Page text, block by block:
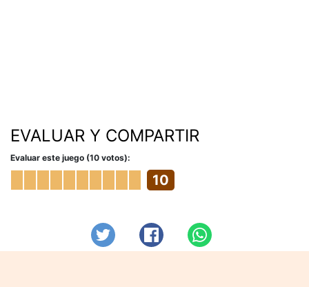
EVALUAR Y COMPARTIR
Evaluar este juego (10 votos):
10